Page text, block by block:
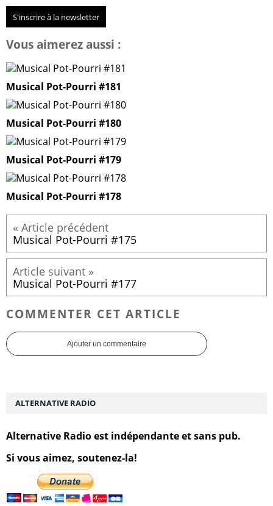
S'inscrire à la newsletter
Vous aimerez aussi :
Musical Pot-Pourri #181
Musical Pot-Pourri #180
Musical Pot-Pourri #179
Musical Pot-Pourri #178
Musical Pot-Pourri #175
Musical Pot-Pourri #177
COMMENTER CET ARTICLE
Ajouter un commentaire
ALTERNATIVE RADIO
Alternative Radio est indépendante et sans pub.
Si vous aimez, soutenez-la!